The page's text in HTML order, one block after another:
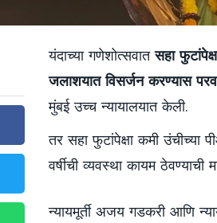
यंदाच्या गणेशोत्सवातसहा
जलाशयात विसर्जन करण्यास
मुंबई उच्च न्यायालयात केली.
तर सहा फुटांपेक्षा कमी उंचीच्या
वर्षीची व्यवस्था कायम
न्यायमूर्ती अजय गडकरी आणि